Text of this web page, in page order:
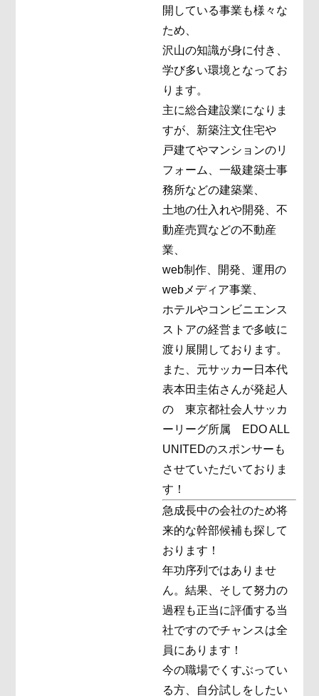
開している事業も様々な
ため、
沢山の知識が身に付き、
学び多い環境となってお
ります。
主に総合建設業になりま
すが、新築注文住宅や
戸建てやマンションのリ
フォーム、一級建築士事
務所などの建築業、
土地の仕入れや開発、不
動産売買などの不動産
業、
web制作、開発、運用の
webメディア事業、
ホテルやコンビニエンス
ストアの経営まで多岐に
渡り展開しております。
また、元サッカー日本代
表本田圭佑さんが発起人
の 東京都社会人サッカ
ーリーグ所属 EDO ALL
UNITEDのスポンサーも
させていただいておりま
す！
急成長中の会社のため将
来的な幹部候補も探して
おります！
年功序列ではありませ
ん。結果、そして努力の
過程も正当に評価する当
社ですのでチャンスは全
員にあります！
今の職場でくすぶってい
る方、自分試しをしたい